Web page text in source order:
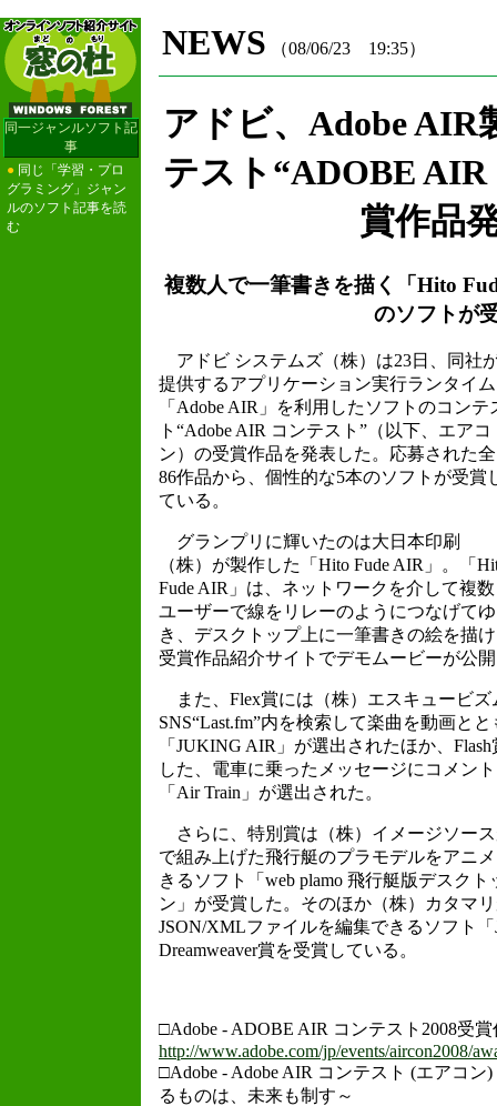
同一ジャンルソフト記
事
● 同じ「学習・プロ
グラミング」ジャン
ルのソフト記事を読
む
NEWS （08/06/23 19:35）
アドビ、Adobe AIR
テスト“ADOBE
賞作品
複数人で一筆書きを描く「Hito
のソフトが
アドビ システムズ（株）は23日、同社
提供するアプリケーション実行ランタイム
「Adobe AIR」を利用したソフトのコンテ
ト“Adobe AIR コンテスト”（以下、エアコ
ン）の受賞作品を発表した。応募された全
86作品から、個性的な5本のソフトが受賞
ている。
グランプリに輝いたのは大日本印刷
（株）が製作した「Hito Fude AIR」。「
Fude AIR」は、ネットワークを介して複数
ユーザーで線をリレーのようにつなげてゆ
き、デスクトップ上に一筆書きの絵を描
受賞作品紹介サイトでデモムービーが公
また、Flex賞には（株）エスキュービズ
SNS“Last.fm”内を検索して楽曲を動画と
「JUKING AIR」が選出されたほか、
した、電車に乗ったメッセージにコメン
「Air Train」が選出された。
さらに、特別賞は（株）イメージソー
で組み上げた飛行艇のプラモデルをアニ
きるソフト「web plamo 飛行艇版デスク
ン」が受賞した。そのほか（株）カタマ
JSON/XMLファイルを編集できるソフト「
Dreamweaver賞を受賞している。
□Adobe - ADOBE AIR コンテスト2008受賞
http://www.adobe.com/jp/events/aircon2008/
□Adobe - Adobe AIR コンテスト (エアコ
るものは、未来も制す～